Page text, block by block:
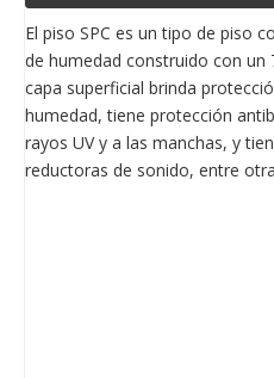
El piso SPC es un tipo de piso
de humedad construido con un
capa superficial brinda
humedad, tiene protección
rayos UV y a las manchas, y
reductoras de sonido, entre